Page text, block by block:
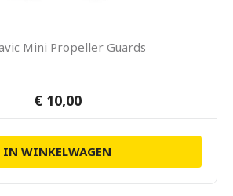
Mini Propeller Guards
€ 10,00
IN WINKELWAGEN